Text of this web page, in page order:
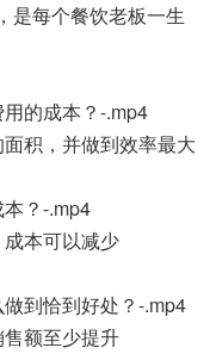
是每个餐饮老板一生
的成本？-.mp4
积，并做到效率最大
？-.mp4
本可以减少
到恰到好处？-.mp4
额至少提升